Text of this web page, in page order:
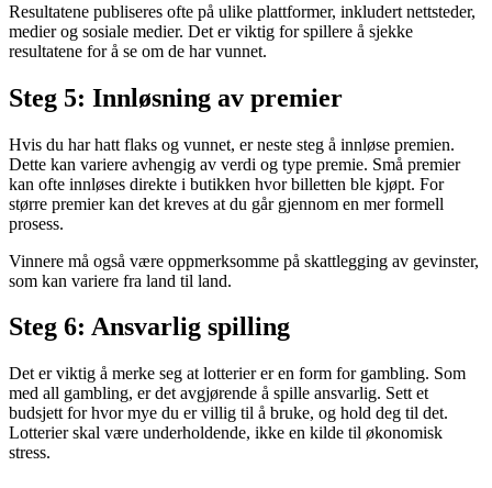
Resultatene publiseres ofte på ulike plattformer, inkludert nettsteder,
medier og sosiale medier. Det er viktig for spillere å sjekke
resultatene for å se om de har vunnet.
Steg 5: Innløsning av premier
Hvis du har hatt flaks og vunnet, er neste steg å innløse premien.
Dette kan variere avhengig av verdi og type premie. Små premier
kan ofte innløses direkte i butikken hvor billetten ble kjøpt. For
større premier kan det kreves at du går gjennom en mer formell
prosess.
Vinnere må også være oppmerksomme på skattlegging av gevinster,
som kan variere fra land til land.
Steg 6: Ansvarlig spilling
Det er viktig å merke seg at lotterier er en form for gambling. Som
med all gambling, er det avgjørende å spille ansvarlig. Sett et
budsjett for hvor mye du er villig til å bruke, og hold deg til det.
Lotterier skal være underholdende, ikke en kilde til økonomisk
stress.